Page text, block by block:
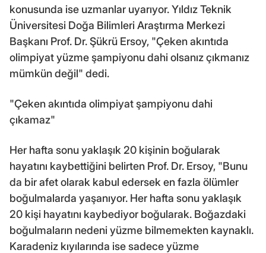
konusunda ise uzmanlar uyarıyor. Yıldız Teknik
Üniversitesi Doğa Bilimleri Araştırma Merkezi
Başkanı Prof. Dr. Şükrü Ersoy, "Çeken akıntıda
olimpiyat yüzme şampiyonu dahi olsanız çıkmanız
mümkün değil" dedi.
"Çeken akıntıda olimpiyat şampiyonu dahi
çıkamaz"
Her hafta sonu yaklaşık 20 kişinin boğularak
hayatını kaybettiğini belirten Prof. Dr. Ersoy, "Bunu
da bir afet olarak kabul edersek en fazla ölümler
boğulmalarda yaşanıyor. Her hafta sonu yaklaşık
20 kişi hayatını kaybediyor boğularak. Boğazdaki
boğulmaların nedeni yüzme bilmemekten kaynaklı.
Karadeniz kıyılarında ise sadece yüzme